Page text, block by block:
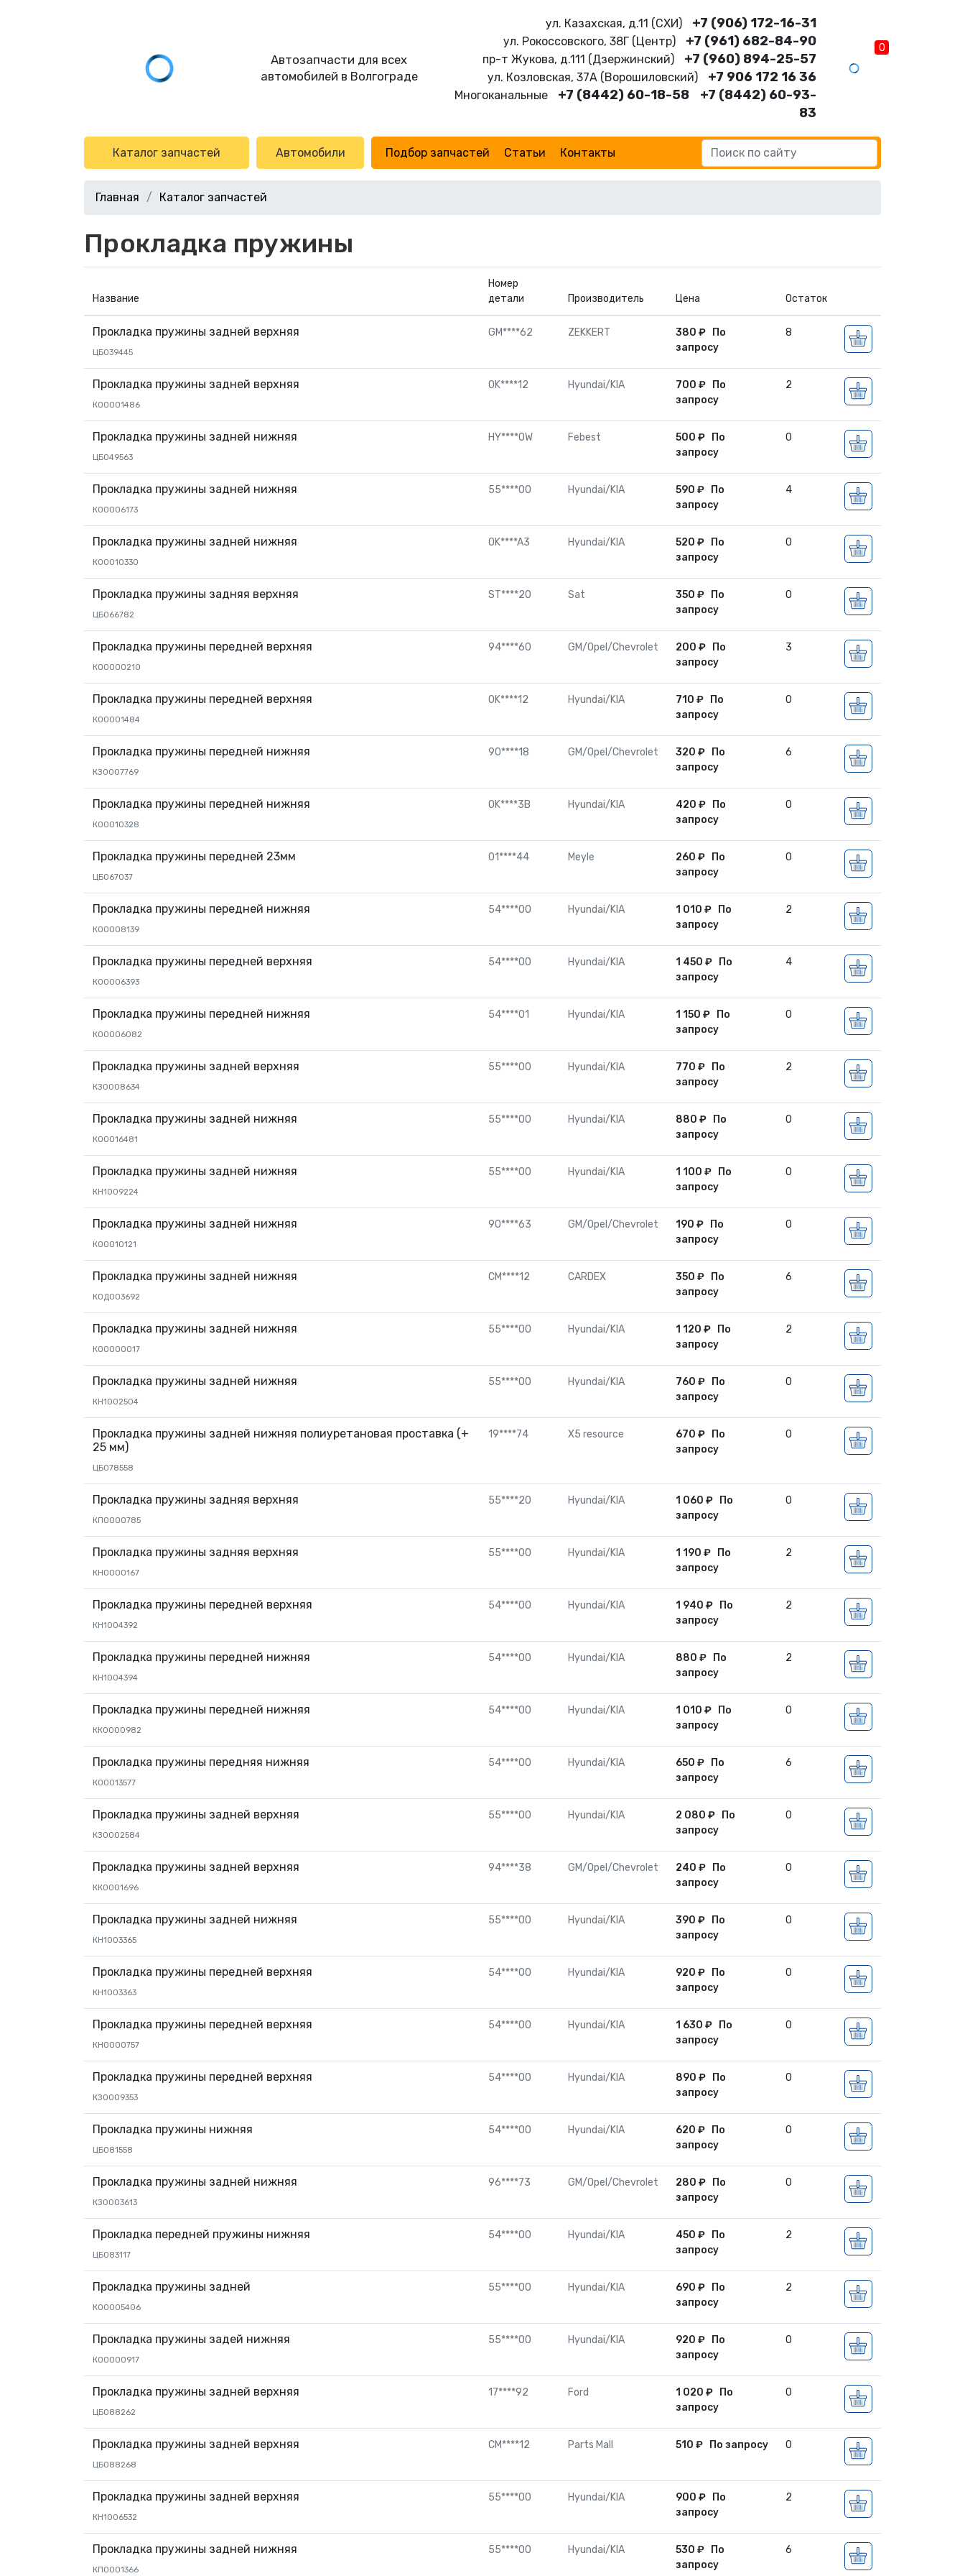
Автозапчасти для всех
автомобилей в Волгограде
ул. Казахская, д.11 (CХИ) +7 (906) 172-16-31
ул. Рокоссовского, 38Г (Центр) +7 (961) 682-84-90
пр-т Жукова, д.111 (Дзержинский) +7 (960) 894-25-57
ул. Козловская, 37А (Ворошиловский) +7 906 172 16 36
Многоканальные +7 (8442) 60-18-58
+7 (8442) 60-93-
83
0
Каталог запчастей Автомобили Подбор запчастей Статьи Контакты
Главная Каталог запчастей
Прокладка пружины
Название
Номер
детали
Производитель Цена Остаток
Прокладка пружины задней верхняя
ЦБ039445
GM****62 ZEKKERT 380 ₽
По
запросу
8
Прокладка пружины задней верхняя
КО0001486
0K****12 Hyundai/KIA 700 ₽
По
запросу
2
Прокладка пружины задней нижняя
ЦБ049563
HY****OW Febest 500 ₽
По
запросу
0
Прокладка пружины задней нижняя
К00006173
55****00 Hyundai/KIA 590 ₽
По
запросу
4
Прокладка пружины задней нижняя
К00010330
0K****A3 Hyundai/KIA 520 ₽
По
запросу
0
Прокладка пружины задняя верхняя
ЦБ066782
ST****20 Sat 350 ₽
По
запросу
0
Прокладка пружины передней верхняя
КО0000210
94****60 GM/Opel/Chevrolet 200 ₽
По
запросу
3
Прокладка пружины передней верхняя
КО0001484
0K****12 Hyundai/KIA 710 ₽
По
запросу
0
Прокладка пружины передней нижняя
КЗ0007769
90****18 GM/Opel/Chevrolet 320 ₽
По
запросу
6
Прокладка пружины передней нижняя
К00010328
0K****3B Hyundai/KIA 420 ₽
По
запросу
0
Прокладка пружины передней 23мм
ЦБ067037
01****44 Meyle 260 ₽
По
запросу
0
Прокладка пружины передней нижняя
КО0008139
54****00 Hyundai/KIA 1 010 ₽
По
запросу
2
Прокладка пружины передней верхняя
К00006393
54****00 Hyundai/KIA 1 450 ₽
По
запросу
4
Прокладка пружины передней нижняя
К00006082
54****01 Hyundai/KIA 1 150 ₽
По
запросу
0
Прокладка пружины задней верхняя
КЗ0008634
55****00 Hyundai/KIA 770 ₽
По
запросу
2
Прокладка пружины задней нижняя
К00016481
55****00 Hyundai/KIA 880 ₽
По
запросу
0
Прокладка пружины задней нижняя
КН1009224
55****00 Hyundai/KIA 1 100 ₽
По
запросу
0
Прокладка пружины задней нижняя
К00010121
90****63 GM/Opel/Chevrolet 190 ₽
По
запросу
0
Прокладка пружины задней нижняя
К0Д003692
CM****12 CARDEX 350 ₽
По
запросу
6
Прокладка пружины задней нижняя
КО0000017
55****00 Hyundai/KIA 1 120 ₽
По
запросу
2
Прокладка пружины задней нижняя
КН1002504
55****00 Hyundai/KIA 760 ₽
По
запросу
0
Прокладка пружины задней нижняя полиуретановая проставка (+
25 мм)
ЦБ078558
19****74 X5 resource 670 ₽
По
запросу
0
Прокладка пружины задняя верхняя
КП0000785
55****20 Hyundai/KIA 1 060 ₽
По
запросу
0
Прокладка пружины задняя верхняя
КН0000167
55****00 Hyundai/KIA 1 190 ₽
По
запросу
2
Прокладка пружины передней верхняя
КН1004392
54****00 Hyundai/KIA 1 940 ₽
По
запросу
2
Прокладка пружины передней нижняя
КН1004394
54****00 Hyundai/KIA 880 ₽
По
запросу
2
Прокладка пружины передней нижняя
КК0000982
54****00 Hyundai/KIA 1 010 ₽
По
запросу
0
Прокладка пружины передняя нижняя
К00013577
54****00 Hyundai/KIA 650 ₽
По
запросу
6
Прокладка пружины задней верхняя
КЗ0002584
55****00 Hyundai/KIA 2 080 ₽
По
запросу
0
Прокладка пружины задней верхняя
КК0001696
94****38 GM/Opel/Chevrolet 240 ₽
По
запросу
0
Прокладка пружины задней нижняя
КН1003365
55****00 Hyundai/KIA 390 ₽
По
запросу
0
Прокладка пружины передней верхняя
КН1003363
54****00 Hyundai/KIA 920 ₽
По
запросу
0
Прокладка пружины передней верхняя
КН0000757
54****00 Hyundai/KIA 1 630 ₽
По
запросу
0
Прокладка пружины передней верхняя
КЗ0009353
54****00 Hyundai/KIA 890 ₽
По
запросу
0
Прокладка пружины нижняя
ЦБ081558
54****00 Hyundai/KIA 620 ₽
По
запросу
0
Прокладка пружины задней нижняя
КЗ0003613
96****73 GM/Opel/Chevrolet 280 ₽
По
запросу
0
Прокладка передней пружины нижняя
ЦБ083117
54****00 Hyundai/KIA 450 ₽
По
запросу
2
Прокладка пружины задней
КО0005406
55****00 Hyundai/KIA 690 ₽
По
запросу
2
Прокладка пружины задей нижняя
КО0000917
55****00 Hyundai/KIA 920 ₽
По
запросу
0
Прокладка пружины задней верхняя
ЦБ088262
17****92 Ford 1 020 ₽
По
запросу
0
Прокладка пружины задней верхняя
ЦБ088268
CM****12 Parts Mall 510 ₽ По запросу 0
Прокладка пружины задней верхняя
КН1006532
55****00 Hyundai/KIA 900 ₽
По
запросу
2
Прокладка пружины задней нижняя
КП0001366
55****00 Hyundai/KIA 530 ₽
По
запросу
6